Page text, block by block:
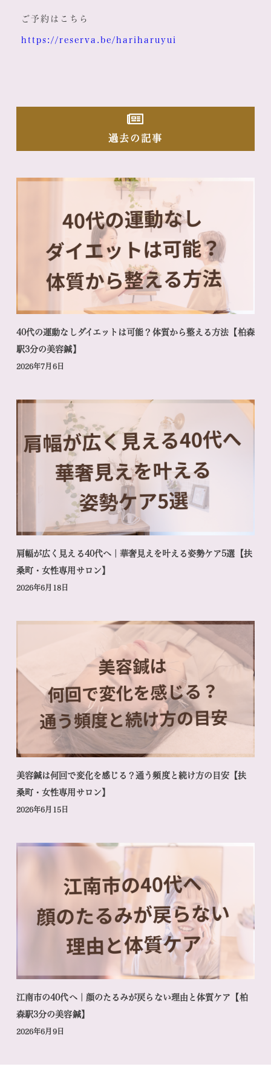
ご予約はこちら
https://reserva.be/hariharuyui
過去の記事
40代の運動なしダイエットは可能？体質から整える方法【柏森
駅3分の美容鍼】
2026年7月6日
肩幅が広く見える40代へ｜華奢見えを叶える姿勢ケア5選【扶
桑町・女性専用サロン】
2026年6月18日
美容鍼は何回で変化を感じる？通う頻度と続け方の目安【扶
桑町・女性専用サロン】
2026年6月15日
江南市の40代へ｜顔のたるみが戻らない理由と体質ケア【柏
森駅3分の美容鍼】
2026年6月9日